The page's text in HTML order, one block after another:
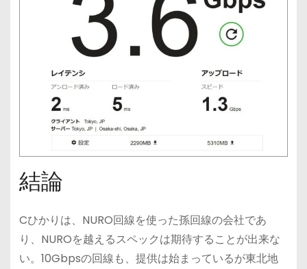
結論
Cひかりは、NURO回線を使った孫回線の会社であ
り、NUROを越えるスペックは期待することが出来な
い。10Gbpsの回線も、提供は始まっているが東北地